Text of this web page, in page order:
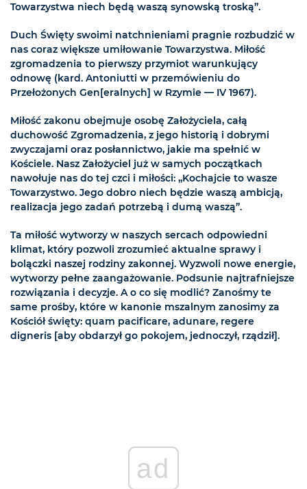
Towarzystwa niech będą waszą synowską troską”.
Duch Święty swoimi natchnieniami pragnie rozbudzić w
nas coraz większe umiłowanie Towarzystwa. Miłość
zgromadzenia to pierwszy przymiot warunkujący
odnowę (kard. Antoniutti w przemówieniu do
Przełożonych Gen[eralnych] w Rzymie — IV 1967).
Miłość zakonu obejmuje osobę Założyciela, całą
duchowość Zgromadzenia, z jego historią i dobrymi
zwyczajami oraz posłannictwo, jakie ma spełnić w
Kościele. Nasz Założyciel już w samych początkach
nawołuje nas do tej czci i miłości: „Kochajcie to wasze
Towarzystwo. Jego dobro niech będzie waszą ambicją,
realizacja jego zadań potrzebą i dumą waszą”.
Ta miłość wytworzy w naszych sercach odpowiedni
klimat, który pozwoli zrozumieć aktualne sprawy i
bolączki naszej rodziny zakonnej. Wyzwoli nowe energie,
wytworzy pełne zaangażowanie. Podsunie najtrafniejsze
rozwiązania i decyzje. A o co się modlić? Zanośmy te
same prośby, które w kanonie mszalnym zanosimy za
Kościół święty: quam pacificare, adunare, regere
digneris [aby obdarzył go pokojem, jednoczył, rządził].
ad